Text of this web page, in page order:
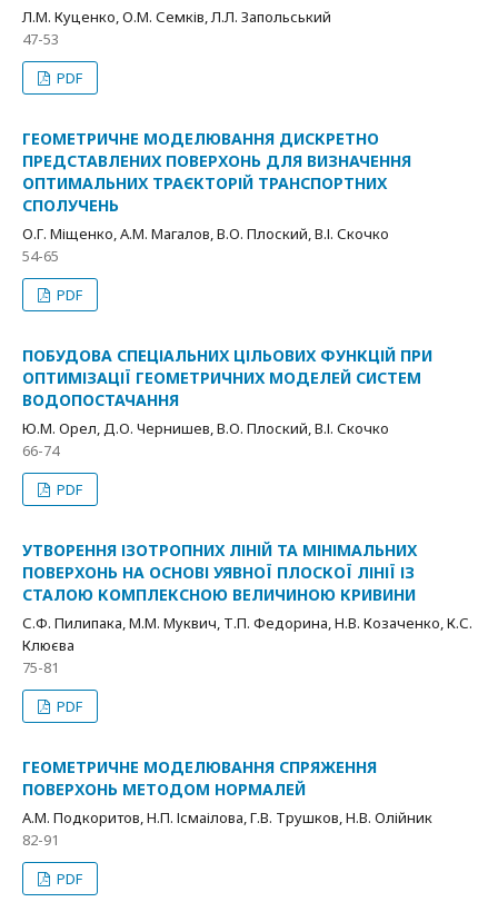
Л.М. Куценко, О.М. Семків, Л.Л. Запольський
47-53
PDF
ГЕОМЕТРИЧНЕ МОДЕЛЮВАННЯ ДИСКРЕТНО
ПРЕДСТАВЛЕНИХ ПОВЕРХОНЬ ДЛЯ ВИЗНАЧЕННЯ
ОПТИМАЛЬНИХ ТРАЄКТОРІЙ ТРАНСПОРТНИХ
СПОЛУЧЕНЬ
О.Г. Міщенко, А.М. Магалов, В.О. Плоский, В.І. Скочко
54-65
PDF
ПОБУДОВА СПЕЦІАЛЬНИХ ЦІЛЬОВИХ ФУНКЦІЙ ПРИ
ОПТИМІЗАЦІЇ ГЕОМЕТРИЧНИХ МОДЕЛЕЙ СИСТЕМ
ВОДОПОСТАЧАННЯ
Ю.М. Орел, Д.О. Чернишев, В.О. Плоский, В.І. Скочко
66-74
PDF
УТВОРЕННЯ ІЗОТРОПНИХ ЛІНІЙ ТА МІНІМАЛЬНИХ
ПОВЕРХОНЬ НА ОСНОВІ УЯВНОЇ ПЛОСКОЇ ЛІНІЇ ІЗ
СТАЛОЮ КОМПЛЕКСНОЮ ВЕЛИЧИНОЮ КРИВИНИ
С.Ф. Пилипака, М.М. Муквич, Т.П. Федорина, Н.В. Козаченко, К.С.
Клюєва
75-81
PDF
ГЕОМЕТРИЧНЕ МОДЕЛЮВАННЯ СПРЯЖЕННЯ
ПОВЕРХОНЬ МЕТОДОМ НОРМАЛЕЙ
А.М. Подкоритов, Н.П. Ісмаілова, Г.В. Трушков, Н.В. Олійник
82-91
PDF